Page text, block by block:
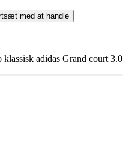
med at handle
klassisk adidas Grand court 3.0